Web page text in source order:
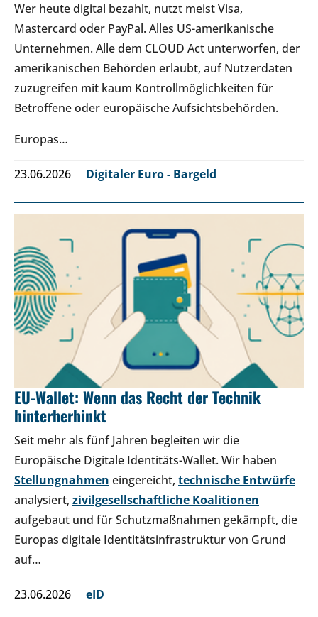
Wer heute digital bezahlt, nutzt meist Visa,
Mastercard oder PayPal. Alles US-amerikanische
Unternehmen. Alle dem CLOUD Act unterworfen, der
amerikanischen Behörden erlaubt, auf Nutzerdaten
zuzugreifen mit kaum Kontrollmöglichkeiten für
Betroffene oder europäische Aufsichtsbehörden.
Europas…
23.06.2026 Digitaler Euro - Bargeld
EU-Wallet: Wenn das Recht der Technik
hinterherhinkt
Seit mehr als fünf Jahren begleiten wir die
Europäische Digitale Identitäts-Wallet. Wir haben
Stellungnahmen eingereicht, technische Entwürfe
analysiert, zivilgesellschaftliche Koalitionen
aufgebaut und für Schutzmaßnahmen gekämpft, die
Europas digitale Identitätsinfrastruktur von Grund
auf…
23.06.2026 eID